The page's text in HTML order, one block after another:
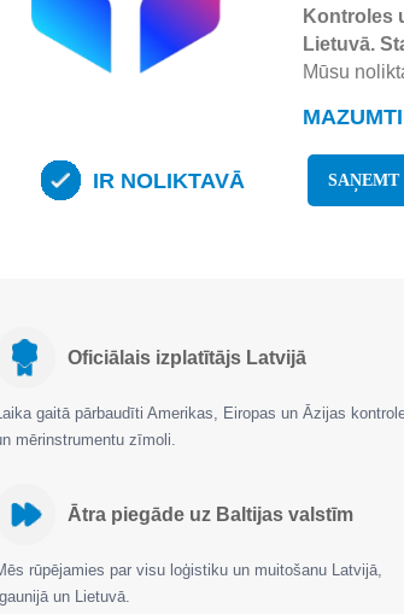
Kontroles
Lietuvā.
Mūsu
IR NOLIKTAVĀ
Oficiālais izplatītājs Latvijā
gaitā pārbaudīti Amerikas, Eiropas un Āzijas
mērinstrumentu zīmoli.
Ātra piegāde uz Baltijas valstīm
rūpējamies par visu loģistiku un muitošanu Latvijā,
Igaunijā un Lietuvā.